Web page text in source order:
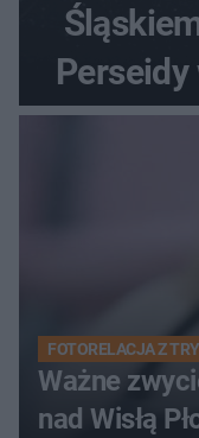
Perseidy
FOTORELACJA Z
Ważne
nad Wisłą